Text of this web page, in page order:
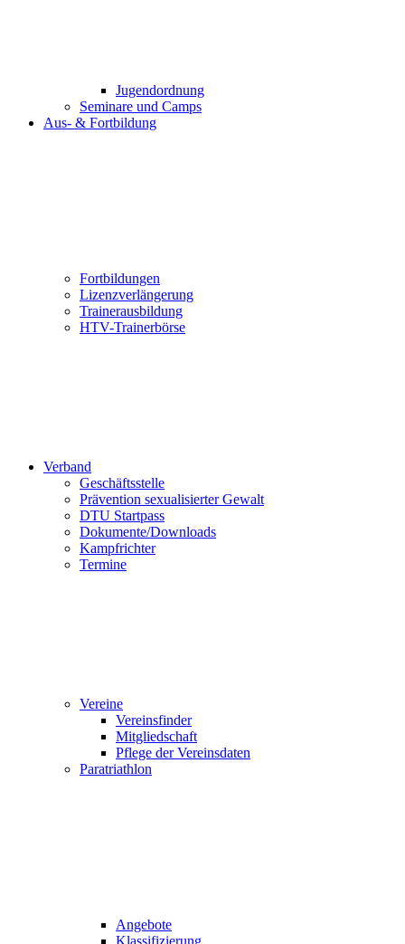
Jugendordnung
Seminare und Camps
Aus- & Fortbildung
Fortbildungen
Lizenzverlängerung
Trainerausbildung
HTV-Trainerbörse
Verband
Geschäftsstelle
Prävention sexualisierter Gewalt
DTU Startpass
Dokumente/Downloads
Kampfrichter
Termine
Vereine
Vereinsfinder
Mitgliedschaft
Pflege der Vereinsdaten
Paratriathlon
Angebote
Klassifizierung